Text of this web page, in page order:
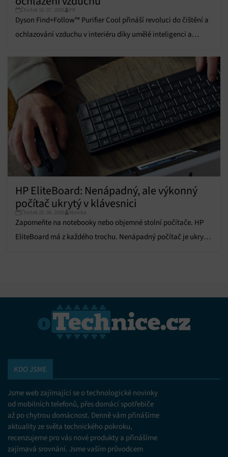
údajů, Propojení různých zařízení, Identifikace
zařízení na základě automaticky přenášených
informací.
zobrazování reklamy a obsahu, Ukládání a sdělování
voleb ochrany osobních údajů.
Vždy aktivní
Čtvrtek 16. 07. 2026 PR
Dyson Find+Follow™ Purifier Cool přináší revoluci do čištění a
ochlazování vzduchu v interiéru díky umělé inteligenci a
HP EliteBoard: Nenápadný, ale výkonný
počítač ukrytý v klávesnici
Čtvrtek 25. 06. 2026 Monika
Zapomeňte na notebooky nebo objemné stolní počítače. HP
EliteBoard má z každého trochu. Nenápadný počítač je ukrytý
KDO JSME
Jsme web zajímající se o technologické novinky
od mobilních telefonů, přes domácí spotřebiče
až po chytrou domácnost. Denně vám přinášíme
aktuality ze světa technického pokroku,
recenzujeme pro vás nové produkty a přinášíme
zajímavá srovnání. Jsme vaším průvodcem